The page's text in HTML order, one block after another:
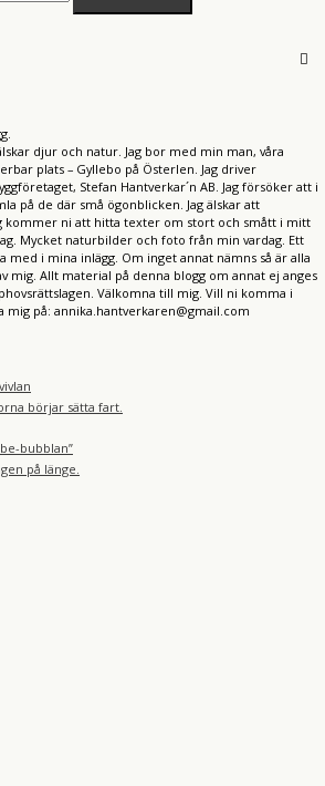
djur och natur. Jag bor med min man, våra
plats – Gyllebo på Österlen. Jag driver
Stefan Hantverkar´n AB. Jag försöker att i
på de där små ögonblicken. Jag älskar att
kommer ni att hitta texter om stort och smått i mitt
Mycket naturbilder och foto från min vardag. Ett
med i mina inlägg. Om inget annat nämns så är alla
mig. Allt material på denna blogg om annat ej anges
Välkomna till mig. Vill ni komma i
mig på: annika.hantverkaren@gmail.com
börjar sätta fart.
bubblan”
på länge.